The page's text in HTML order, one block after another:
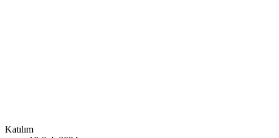
Katılım